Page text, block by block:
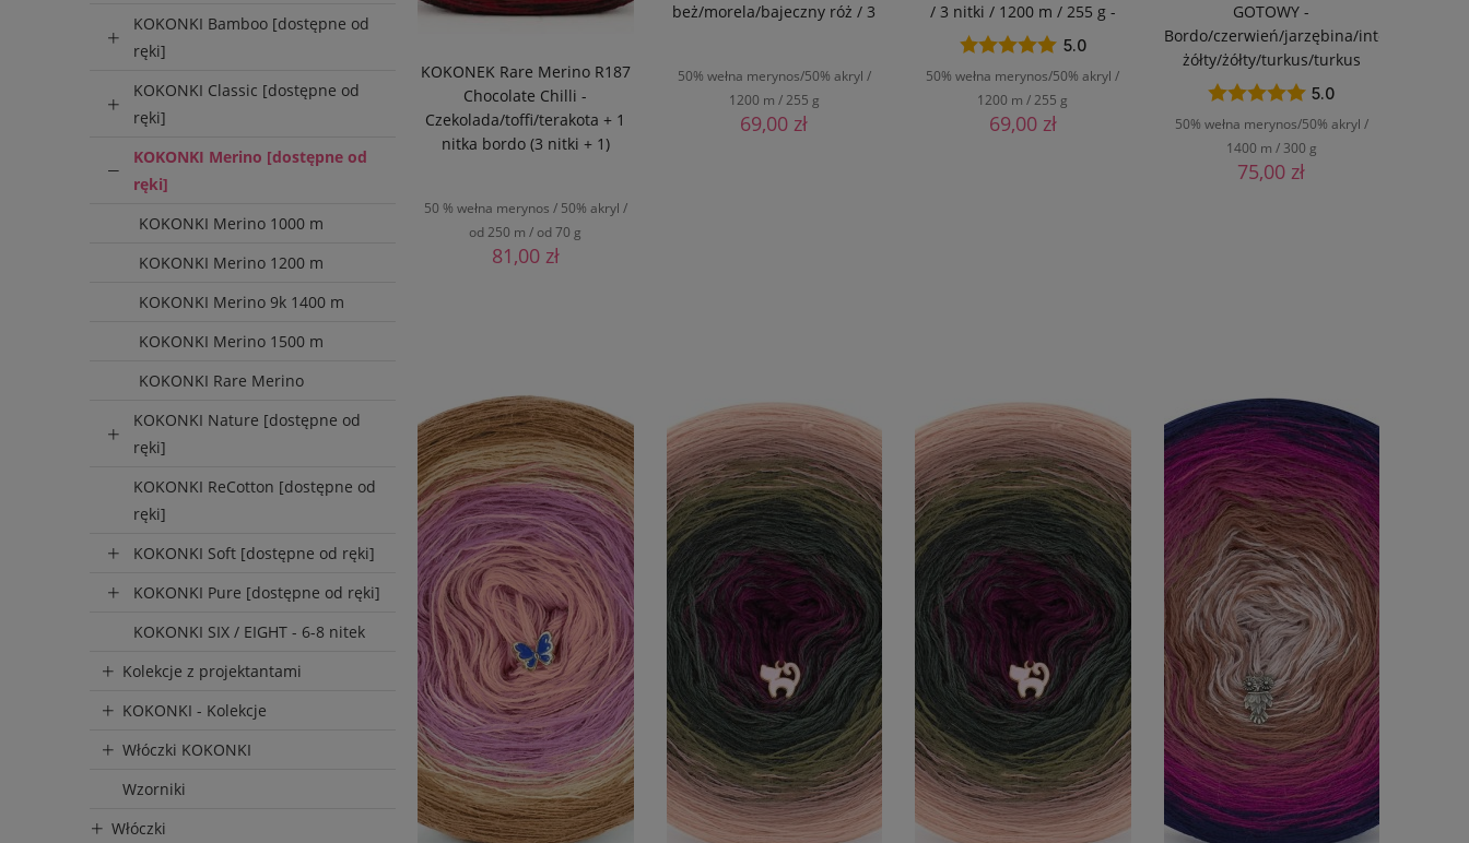
KOKONKI Bamboo [dostępne od
ręki]
KOKONKI Classic [dostępne od
ręki]
KOKONKI Merino [dostępne od
ręki]
KOKONKI Merino 1000 m
KOKONKI Merino 1200 m
KOKONKI Merino 9k 1400 m
KOKONKI Merino 1500 m
KOKONKI Rare Merino
KOKONKI Nature [dostępne od
ręki]
KOKONKI ReCotton [dostępne od
ręki]
KOKONKI Soft [dostępne od ręki]
KOKONKI Pure [dostępne od ręki]
KOKONKI SIX / EIGHT - 6-8 nitek
Kolekcje z projektantami
KOKONKI - Kolekcje
Włóczki KOKONKI
Wzorniki
Włóczki
KOKONEK Rare Merino R187
Chocolate Chilli -
Czekolada/toffi/terakota + 1
nitka bordo (3 nitki + 1)
50 % wełna merynos / 50% akryl /
od 250 m / od 70 g
81,00 zł
beż/morela/bajeczny róż / 3
50% wełna merynos/50% akryl /
1200 m / 255 g
69,00 zł
/ 3 nitki / 1200 m / 255 g -
GOTOWY
50% wełna merynos/50% akryl /
1200 m / 255 g
5.0
69,00 zł
GOTOWY -
Bordo/czerwień/jarzębina/intensywny
żółty/żółty/turkus/turkus
II/petrol/navy / 3 nitki / 1400
m / 300 g
50% wełna merynos/50% akryl /
1400 m / 300 g
5.0
75,00 zł